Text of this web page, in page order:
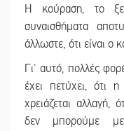
Η κούραση, το
συναισθήματα
άλλωστε, ότι είναι ο
Γι' αυτό, πολλές
έχει πετύχει, ότι
χρειάζεται αλλαγή,
δεν μπορούμε